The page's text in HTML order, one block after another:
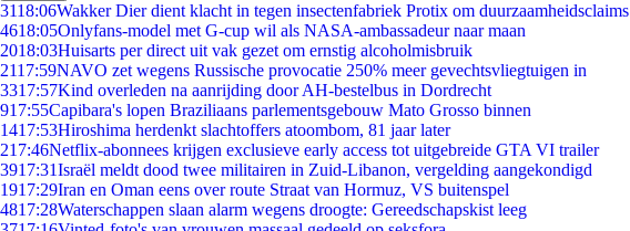
3118:06Wakker Dier dient klacht in tegen insectenfabriek Protix om duurzaamheidsclaims
4618:05Onlyfans-model met G-cup wil als NASA-ambassadeur naar maan
2018:03Huisarts per direct uit vak gezet om ernstig alcoholmisbruik
2117:59NAVO zet wegens Russische provocatie 250% meer gevechtsvliegtuigen in
3317:57Kind overleden na aanrijding door AH-bestelbus in Dordrecht
917:55Capibara's lopen Braziliaans parlementsgebouw Mato Grosso binnen
1417:53Hiroshima herdenkt slachtoffers atoombom, 81 jaar later
217:46Netflix-abonnees krijgen exclusieve early access tot uitgebreide GTA VI trailer
3917:31Israël meldt dood twee militairen in Zuid-Libanon, vergelding aangekondigd
1917:29Iran en Oman eens over route Straat van Hormuz, VS buitenspel
4817:28Waterschappen slaan alarm wegens droogte: Gereedschapskist leeg